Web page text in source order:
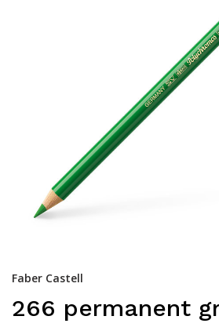
Faber Castell
266 permanent